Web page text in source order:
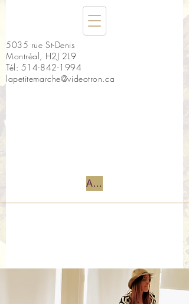
5035 rue St-Denis
Montréal, H2J 2L9
Tél: 514-842-1994
lapetitemarche@videotron.ca
Accueil